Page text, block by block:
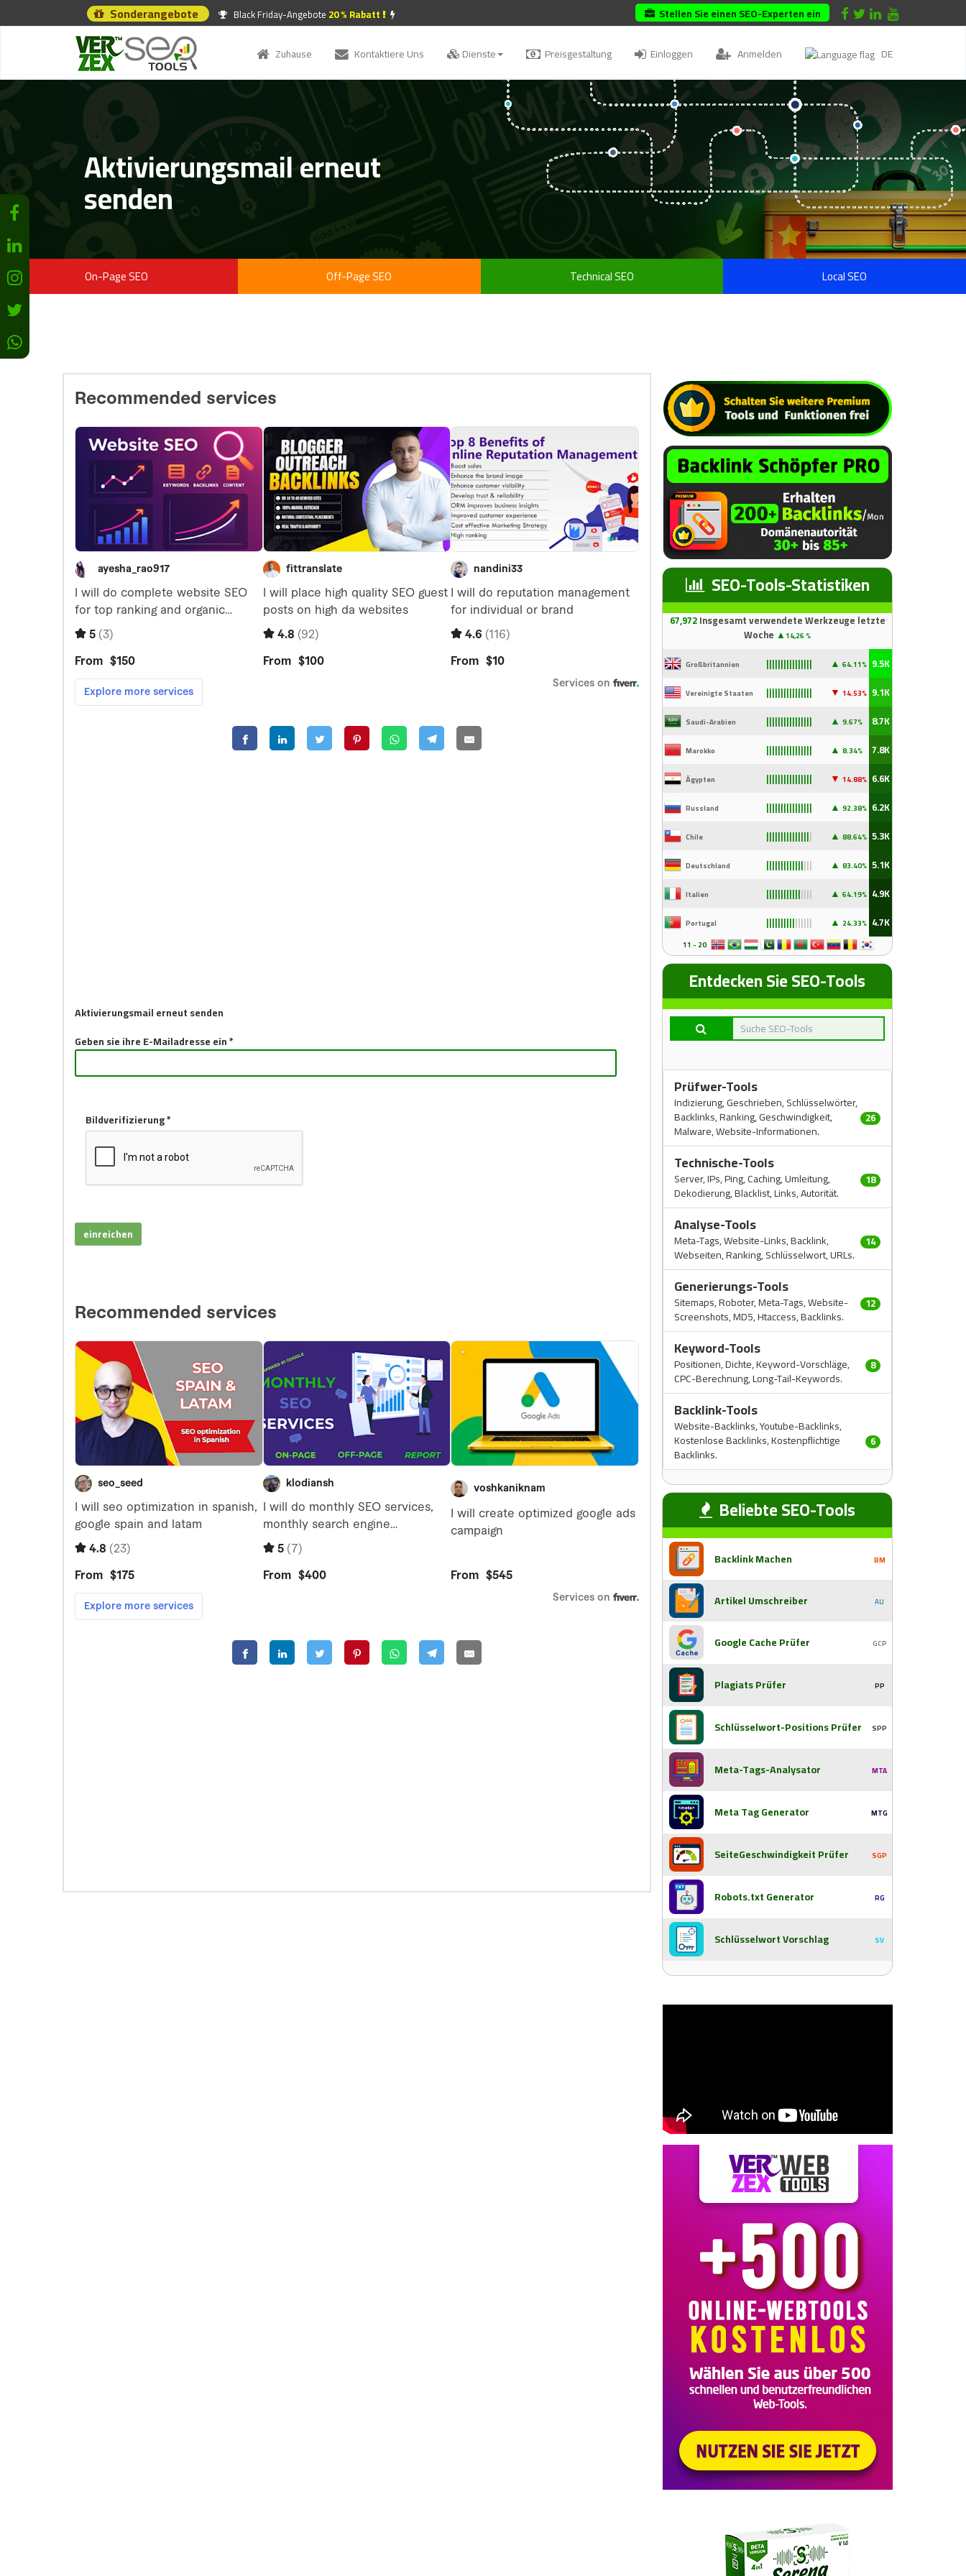
Sonderangebote Black Friday-Angebote 20 % Rabatt Stellen Sie einen SEO-Experten ein
Zuhause Kontaktiere Uns Dienste Preisgestaltung Einloggen Anmelden DE
Aktivierungsmail erneut
senden
On-Page SEO Off-Page SEO Technical SEO Local SEO
Aktivierungsmail erneut senden
Geben sie ihre E-Mailadresse ein *
Bildverifizierung *
einreichen
SEO-Tools-Statistiken
67,972Insgesamt verwendete Werkzeuge letzte
Woche ▲14,26 %
Großbritannien |||||||||||||||| ▲ 64.11% 9.5K
Vereinigte Staaten |||||||||||||||| ▼ 14.53% 9.1K
Saudi-Arabien |||||||||||||||| ▲ 9.67% 8.7K
Marokko |||||||||||||||| ▲ 8.34% 7.8K
Ägypten |||||||||||||||| ▼ 14.88% 6.6K
Russland |||||||||||||||| ▲ 92.38% 6.2K
Chile |||||||||||||||| ▲ 88.64% 5.3K
Deutschland |||||||||||||||| ▲ 83.40% 5.1K
Italien |||||||||||||||| ▲ 64.19% 4.9K
Portugal |||||||||||||||| ▲ 24.33% 4.7K
11 - 20
Entdecken Sie SEO-Tools
Prüfwer-Tools
Indizierung, Geschrieben, Schlüsselwörter,
Backlinks, Ranking, Geschwindigkeit,
Malware, Website-Informationen.
26
Technische-Tools
Server, IPs, Ping, Caching, Umleitung,
Dekodierung, Blacklist, Links, Autorität.
18
Analyse-Tools
Meta-Tags, Website-Links, Backlink,
Webseiten, Ranking, Schlüsselwort, URLs.
14
Generierungs-Tools
Sitemaps, Roboter, Meta-Tags, Website-
Screenshots, MD5, Htaccess, Backlinks.
12
Keyword-Tools
Positionen, Dichte, Keyword-Vorschläge,
CPC-Berechnung, Long-Tail-Keywords.
8
Backlink-Tools
Website-Backlinks, Youtube-Backlinks,
Kostenlose Backlinks, Kostenpflichtige
Backlinks.
6
Beliebte SEO-Tools
Backlink Machen BM
Artikel Umschreiber AU
Google Cache Prüfer GCP
Plagiats Prüfer PP
Schlüsselwort-Positions Prüfer SPP
Meta-Tags-Analysator MTA
Meta Tag Generator MTG
SeiteGeschwindigkeit Prüfer SGP
Robots.txt Generator RG
Schlüsselwort Vorschlag SV